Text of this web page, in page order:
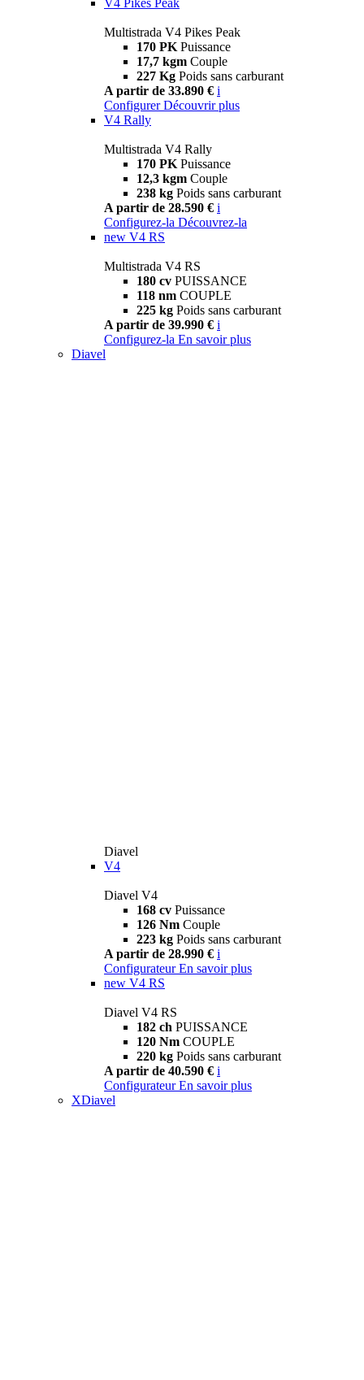
Multistrada V4 Pikes Peak
170 PK Puissance
17,7 kgm Couple
227 Kg Poids sans carburant
A partir de 33.890 € i
Configurer Découvrir plus
V4 Rally
Multistrada V4 Rally
170 PK Puissance
12,3 kgm Couple
238 kg Poids sans carburant
A partir de 28.590 € i
Configurez-la Découvrez-la
new V4 RS
Multistrada V4 RS
180 cv PUISSANCE
118 nm COUPLE
225 kg Poids sans carburant
A partir de 39.990 € i
Configurez-la En savoir plus
Diavel
Diavel
V4
Diavel V4
168 cv Puissance
126 Nm Couple
223 kg Poids sans carburant
A partir de 28.990 € i
Configurateur En savoir plus
new V4 RS
Diavel V4 RS
182 ch PUISSANCE
120 Nm COUPLE
220 kg Poids sans carburant
A partir de 40.590 € i
Configurateur En savoir plus
XDiavel